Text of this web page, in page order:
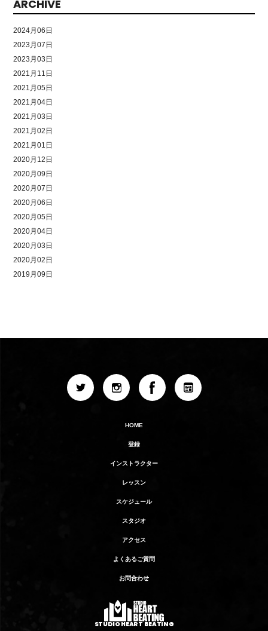
ARCHIVE
2024月06日
2023月07日
2023月03日
2021月11日
2021月05日
2021月04日
2021月03日
2021月02日
2021月01日
2020月12日
2020月09日
2020月07日
2020月06日
2020月05日
2020月04日
2020月03日
2020月02日
2019月09日
HOME
登録
インストラクター
レッスン
スケジュール
スタジオ
アクセス
よくあるご質問
お問合わせ
STUDIO HEART BEATING